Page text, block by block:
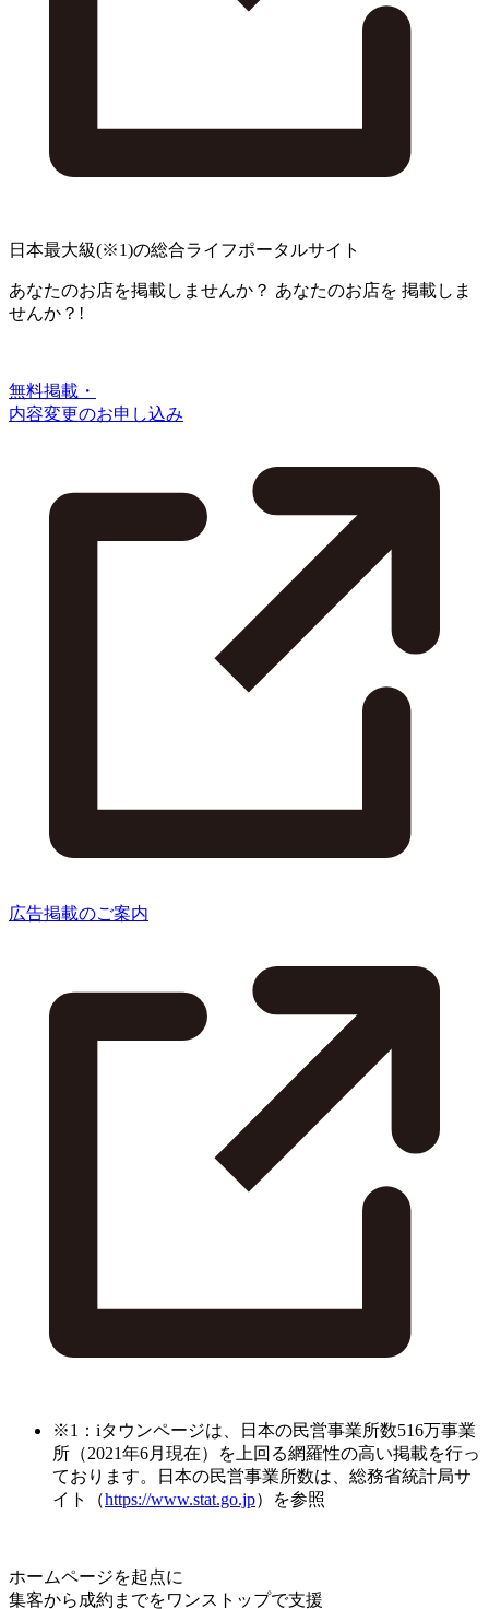
日本最大級(※1)の総合ライフポータルサイト
あなたのお店を掲載しませんか？ あなたのお店を 掲載しま
せんか？!
無料掲載・
内容変更のお申し込み
広告掲載のご案内
※1：iタウンページは、日本の民営事業所数516万事業
所（2021年6月現在）を上回る網羅性の高い掲載を行っ
ております。日本の民営事業所数は、総務省統計局サ
イト（https://www.stat.go.jp）を参照
ホームページを起点に
集客から成約までをワンストップで支援